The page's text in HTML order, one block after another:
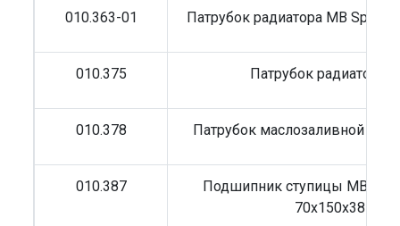
010.363-01 Патрубок радиатора MB
010.375 Патрубок радиатора
010.378 Патрубок маслозаливной
010.387
Подшипник ступицы MB/
70x150x38